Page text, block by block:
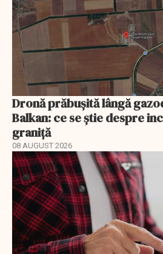
Dronă prăbușită lângă
Balkan: ce se știe despre
graniță
08 AUGUST 2026